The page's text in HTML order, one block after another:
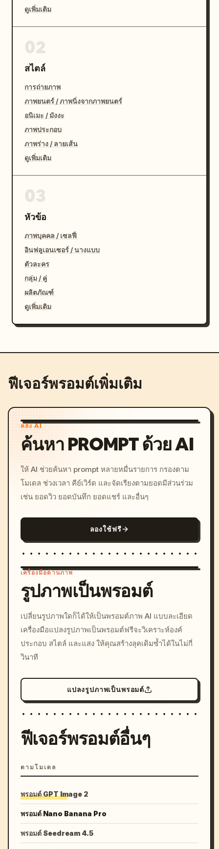
ดูเพิ่มเติม
สไตล์
การถ่ายภาพ
ภาพยนตร์ / ภาพนิ่งจากภาพยนตร์
อนิเมะ / มังงะ
ภาพประกอบ
ภาพร่าง / ลายเส้น
ดูเพิ่มเติม
หัวข้อ
ภาพบุคคล / เซลฟี่
อินฟลูเอนเซอร์ / นางแบบ
ตัวละคร
กลุ่ม / คู่
ผลิตภัณฑ์
ดูเพิ่มเติม
ฟีเจอร์พรอมต์เพิ่มเติม
คลัง AI
ค้นหา PROMPT ด้วย AI
ให้ AI ช่วยค้นหา prompt หลายหมื่นรายการ กรองตาม
โมเดล ช่วงเวลา คีย์เวิร์ด และจัดเรียงตามยอดมีส่วนร่วม
เช่น ยอดวิว ยอดบันทึก ยอดแชร์ และอื่นๆ
ลองใช้ฟรี
c, cyberpunk sunset, neon
colors, 8k --v 6.0
เครื่องมือด้านภาพ
รูปภาพเป็นพรอมต์
เปลี่ยนรูปภาพใดก็ได้ให้เป็นพรอมต์ภาพ AI แบบละเอียด
เครื่องมือแปลงรูปภาพเป็นพรอมต์ฟรีจะวิเคราะห์องค์
ประกอบ สไตล์ และแสง ให้คุณสร้างลุคเดิมซ้ำได้ในไม่กี่
วินาที
แปลงรูปภาพเป็นพรอมต์
ฟีเจอร์พรอมต์อื่นๆ
ตามโมเดล
พรอมต์ GPT Image 2
พรอมต์ Nano Banana Pro
พรอมต์ Seedream 4.5